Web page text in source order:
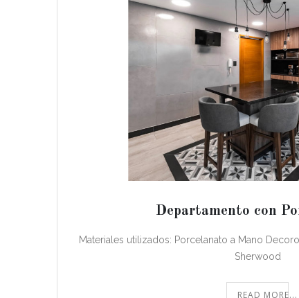
Departamento con
Materiales utilizados: Porcelanato a Mano
Sherwood
READ MORE...